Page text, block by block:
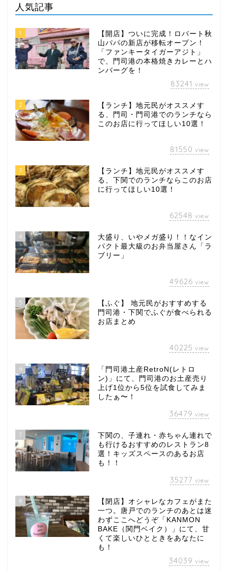
人気記事
1
【開店】ついに完成！ロバート秋
山パパの新店が移転オープン！
「ファンキータイガーアジト」
で、門司港の本格焼きカレーとハ
ンバーグを！
83241 view
2
【ランチ】地元民がオススメす
る、門司・門司港でのランチなら
このお店に行ってほしい10選！
81550 view
3
【ランチ】地元民がオススメす
る、下関でのランチならこのお店
に行ってほしい10選！
62548 view
4
大盛り、いやメガ盛り！！なイン
パクト最大級のお弁当屋さん「ラ
ブリー」
49626 view
5
【ふぐ】 地元民がおすすめする
門司港・下関でふぐが食べられる
お店まとめ
40225 view
6
「門司港土産RetroN(レトロ
ン)」にて、門司港のお土産売り
上げ1位から5位を試食してみま
したぁ〜！
36479 view
7
下関の、子連れ・赤ちゃん連れで
も行けるおすすめのレストラン8
選！キッズスペースのあるお店
も！！
35277 view
8
【閉店】オシャレなカフェがまた
一つ。唐戸でのランチのあとは迷
わずここへどうぞ「KANMON
BAKE（関門ベイク）」にて、甘
くて楽しいひとときをあなたに
も！
34039 view